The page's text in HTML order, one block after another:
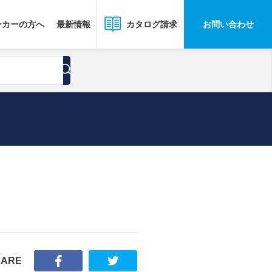
ーの方へ 最新情報 カタログ請求 お問い合わせ